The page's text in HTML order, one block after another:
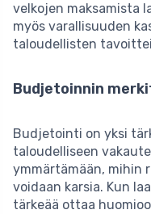
velkojen maksamista
myös varallisuuden
taloudellisten
Budjetoinnin
Budjetointi on yksi
taloudelliseen
ymmärtämään, mihin
voidaan karsia. Kun
tärkeää ottaa